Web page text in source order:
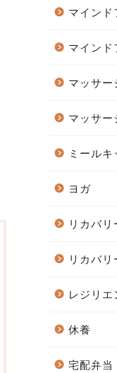
マインド
マインド
マッサー
マッサー
ミールキ
ヨガ
リカバリ
リカバ
レジリエ
休養
宅配弁当